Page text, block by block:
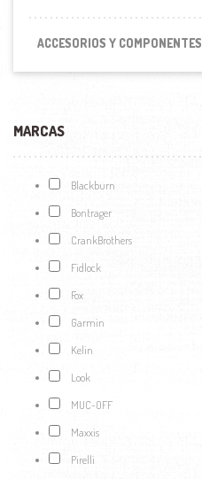
ACCESORIOS Y COMPONENTES
MARCAS
Blackburn
Bontrager
CrankBrothers
Fidlock
Fox
Garmin
Kelin
Look
MUC-OFF
Maxxis
Pirelli